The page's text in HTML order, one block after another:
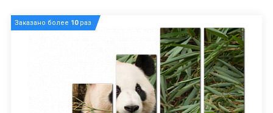
Заказано более 10раз